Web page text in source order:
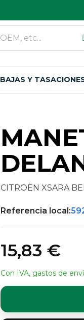
BAJAS Y
CITROËN XSARA
Referencia local:
15,83 €
Con IVA, gastos de